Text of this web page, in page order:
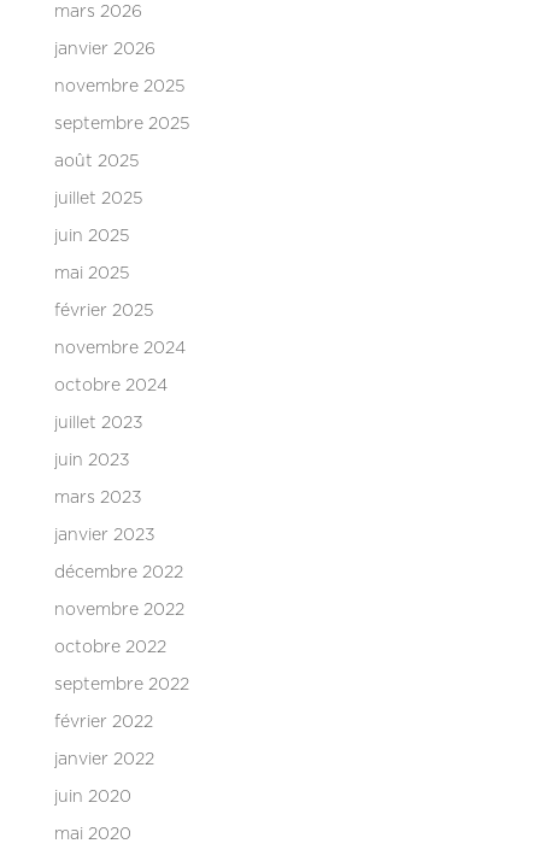
mars 2026
janvier 2026
novembre 2025
septembre 2025
août 2025
juillet 2025
juin 2025
mai 2025
février 2025
novembre 2024
octobre 2024
juillet 2023
juin 2023
mars 2023
janvier 2023
décembre 2022
novembre 2022
octobre 2022
septembre 2022
février 2022
janvier 2022
juin 2020
mai 2020